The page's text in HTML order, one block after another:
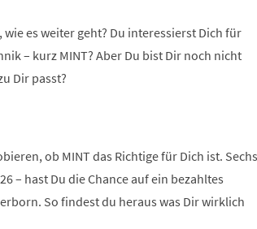
es weiter geht? Du interessierst Dich für
– kurz MINT? Aber Du bist Dir noch nicht
Dir passt?
ob MINT das Richtige für Dich ist. Sechs
– hast Du die Chance auf ein bezahltes
So findest du heraus was Dir wirklich